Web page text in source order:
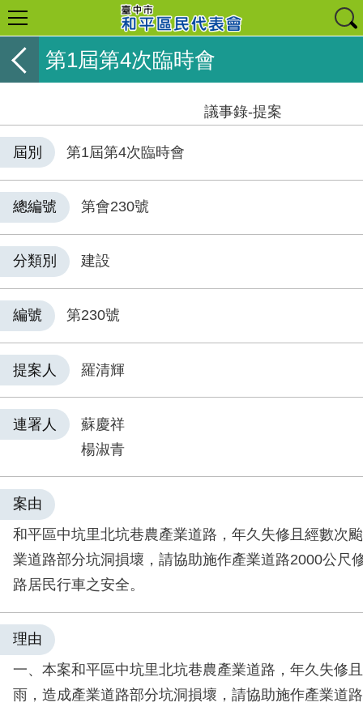
第1屆第4次臨時會
議事錄-提案
屆別 第1屆第4次臨時會
總編號 第會230號
分類別 建設
編號 第230號
提案人 羅清輝
連署人
蘇慶祥
楊淑青
案由
和平區中坑里北坑巷農產業道路，年久失修且經數次
業道路部分坑洞損壞，請協助施作產業道路2000公尺
路居民行車之安全。
理由
一、本案和平區中坑里北坑巷農產業道路，年久失修
雨，造成產業道路部分坑洞損壞，請協助施作產業道